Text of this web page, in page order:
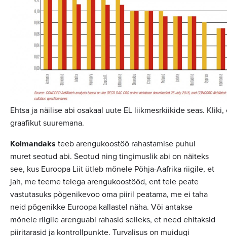
Ehtsa ja näilise abi osakaal uute EL liikmesrkiikide seas. Kliki,
graafikut suuremana.
Kolmandaks teeb arengukoostöö rahastamise puhul
muret seotud abi. Seotud ning tingimuslik abi on näiteks
see, kus Euroopa Liit ütleb mõnele Põhja-Aafrika riigile, et
jah, me teeme teiega arengukoostööd, ent teie peate
vastutasuks põgenikevoo oma piiril peatama, me ei taha
neid põgenikke Euroopa kallastel näha. Või antakse
mõnele riigile arenguabi rahasid selleks, et need ehitaksid
piiritarasid ja kontrollpunkte. Turvalisus on muidugi